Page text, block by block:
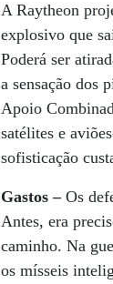
A Raytheon
explosivo que
Poderá ser
a sensação dos
Apoio
satélites e
sofisticação
Gastos –Os
Antes, era
caminho. Na
os mísseis